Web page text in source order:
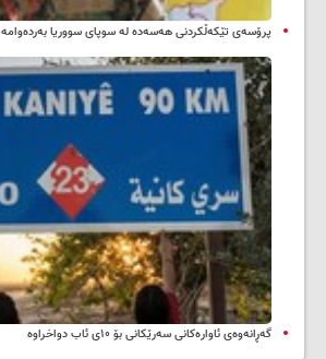
پرۆسەی تێکەڵکردنی هەسەدە لە سوپای سووریا بەردەوامە
گەڕانەوەی ئاوارەکانی سەرێکانی بۆ ۱۰ی ئاب دواخراوە